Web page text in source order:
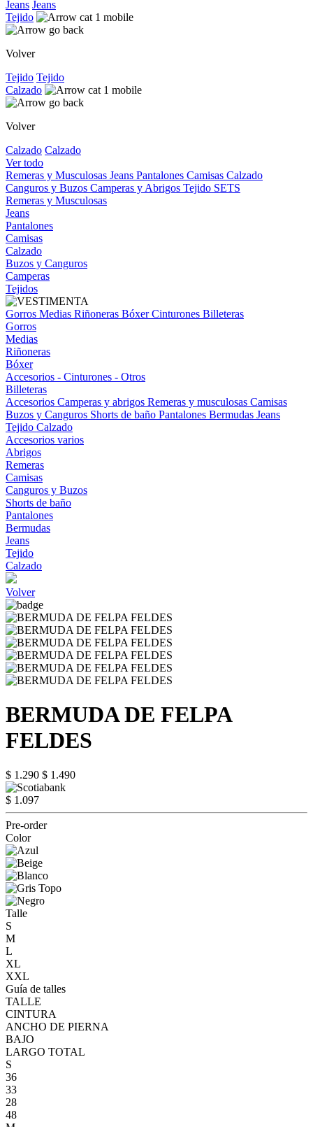
Jeans Jeans
Tejido
Volver
Tejido Tejido
Calzado
Volver
Calzado Calzado
Ver todo
Remeras y Musculosas Jeans Pantalones Camisas Calzado
Canguros y Buzos Camperas y Abrigos Tejido SETS
Remeras y Musculosas
Jeans
Pantalones
Camisas
Calzado
Buzos y Canguros
Camperas
Tejidos
Gorros Medias Riñoneras BóxerCinturones Billeteras
Gorros
Medias
Riñoneras
Bóxer
Accesorios - Cinturones - Otros
Billeteras
Accesorios Camperas y abrigos Remeras y musculosas Camisas
Buzos y Canguros Shorts de baño Pantalones Bermudas Jeans
Tejido Calzado
Accesorios varios
Abrigos
Remeras
Camisas
Canguros y Buzos
Shorts de baño
Pantalones
Bermudas
Jeans
Tejido
Calzado
Volver
BERMUDA DE FELPA
FELDES
$ 1.290 $ 1.490
$ 1.097
Pre-order
Color
Talle
S
M
L
XL
XXL
Guía de talles
TALLE
CINTURA
ANCHO DE PIERNA
BAJO
LARGO TOTAL
S
36
33
28
48